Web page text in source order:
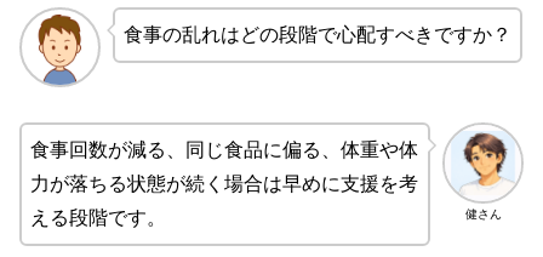
食事の乱れはどの段階で心配すべきですか？
健さん
食事回数が減る、同じ食品に偏る、体重や体
力が落ちる状態が続く場合は早めに支援を考
える段階です。